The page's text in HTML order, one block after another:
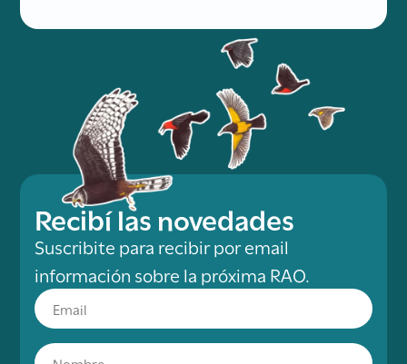
Recibí las novedades
Suscribite para recibir por email
información sobre la próxima RAO.